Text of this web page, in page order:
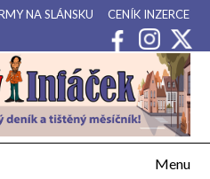
NA SLÁNSKU
CENÍK INZERCE
Infáček
pro Slánsko, Kladensko
Menu